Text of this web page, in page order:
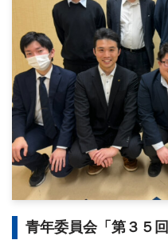
青年委員会「第３５